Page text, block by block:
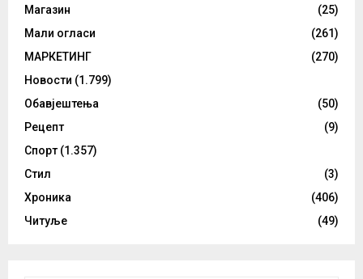
Магазин
(25)
Мали огласи
(261)
МАРКЕТИНГ
(270)
Новости (1.799)
Обавјештења
(50)
Рецепт
(9)
Спорт (1.357)
Стил
(3)
Хроника
(406)
Читуље
(49)